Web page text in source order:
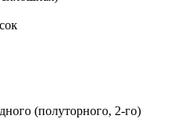
(полуторного, 2-го)